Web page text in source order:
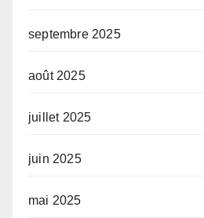
septembre 2025
août 2025
juillet 2025
juin 2025
mai 2025